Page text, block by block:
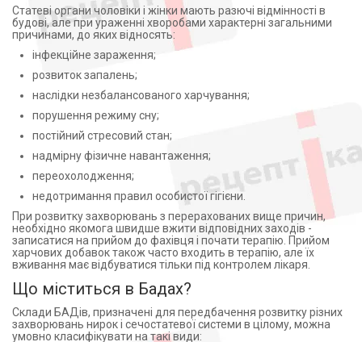
Статеві органи чоловіки і жінки мають разючі відмінності в
будові, але при ураженні хворобами характерні загальними
причинами, до яких відносять:
інфекційне зараження;
розвиток запалень;
наслідки незбалансованого харчування;
порушення режиму сну;
постійний стресовий стан;
надмірну фізичне навантаження;
переохолодження;
недотримання правил особистої гігієни.
При розвитку захворювань з перерахованих вище причин,
необхідно якомога швидше вжити відповідних заходів -
записатися на прийом до фахівця і почати терапію. Прийом
харчових добавок також часто входить в терапію, але їх
вживання має відбуватися тільки під контролем лікаря.
Що міститься в Бадах?
Склади БАДів, призначені для передбачення розвитку різних
захворювань нирок і сечостатевої системи в цілому, можна
умовно класифікувати на такі види: